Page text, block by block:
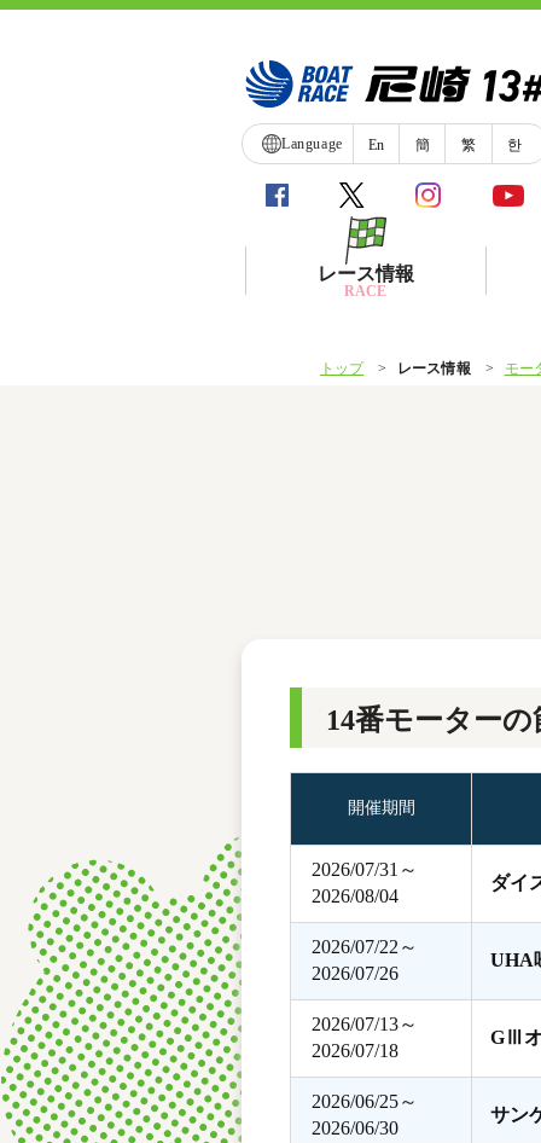
Language En 簡 繁 한
レース情報
RACE
ボートデータ
トップ レース情報 モー
14番モーター
開催期間
2026/07/31～
2026/08/04
ダイ
2026/07/22～
2026/07/26
UHA
2026/07/13～
2026/07/18
GⅢオ
2026/06/25～
2026/06/30
サン